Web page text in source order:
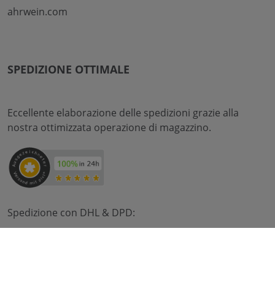
ahrwein.com
SPEDIZIONE OTTIMALE
Eccellente elaborazione delle spedizioni grazie alla
nostra ottimizzata operazione di magazzino.
Spedizione con DHL & DPD: